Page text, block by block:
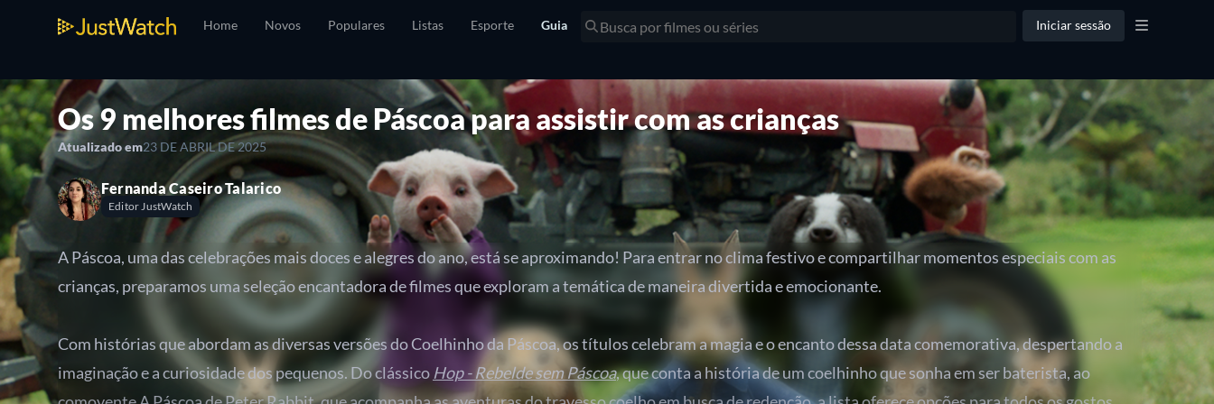
Home Novos Populares Listas Esporte Guia Iniciar sessão
Os 9 melhores filmes de Páscoa para assistir com as crianças
Atualizado em23 DE ABRIL DE 2025
Fernanda Caseiro Talarico
Editor JustWatch
A Páscoa, uma das celebrações mais doces e alegres do ano, está se aproximando! Para entrar no clima festivo e compartilhar momentos especiais com as
crianças, preparamos uma seleção encantadora de filmes que exploram a temática de maneira divertida e emocionante.
Com histórias que abordam as diversas versões do Coelhinho da Páscoa, os títulos celebram a magia e o encanto dessa data comemorativa, despertando a
imaginação e a curiosidade dos pequenos. Do clássico Hop - Rebelde sem Páscoa, que conta a história de um coelhinho que sonha em ser baterista, ao